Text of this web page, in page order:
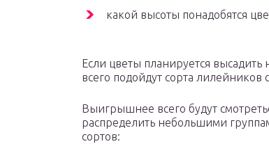
какой высоты
Если цветы планируется
всего подойдут сорта лилейников
Выигрышнее всего будут
распределить небольшими
сортов: